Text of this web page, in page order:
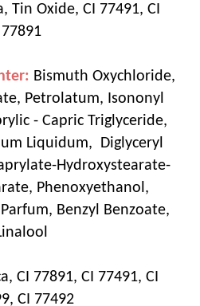
Tin Oxide, CI 77491, CI
77891
Bismuth Oxychloride,
Petrolatum, Isononyl
- Capric Triglyceride,
Liquidum, Diglyceryl
Hydroxystearate-
Phenoxyethanol,
Benzyl Benzoate,
CI 77891, CI 77491, CI
CI 77492